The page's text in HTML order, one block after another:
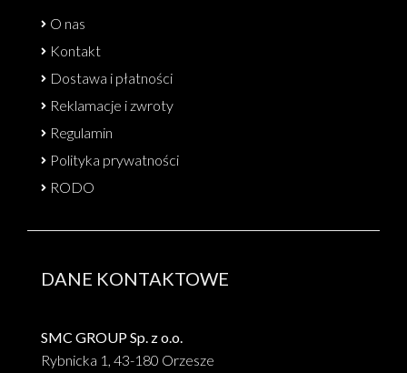
O nas
Kontakt
Dostawa i płatności
Reklamacje i zwroty
Regulamin
Polityka prywatności
RODO
DANE KONTAKTOWE
SMC GROUP Sp. z o.o.
Rybnicka 1, 43-180 Orzesze